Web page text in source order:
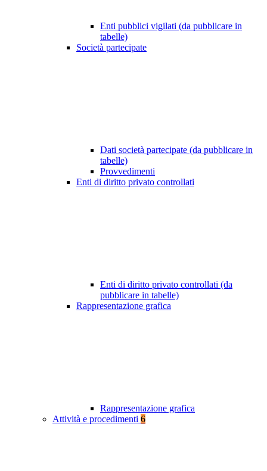
Enti pubblici vigilati (da pubblicare in
tabelle)
Società partecipate
Dati società partecipate (da pubblicare in
tabelle)
Provvedimenti
Enti di diritto privato controllati
Enti di diritto privato controllati (da
pubblicare in tabelle)
Rappresentazione grafica
Rappresentazione grafica
Attività e procedimenti 6